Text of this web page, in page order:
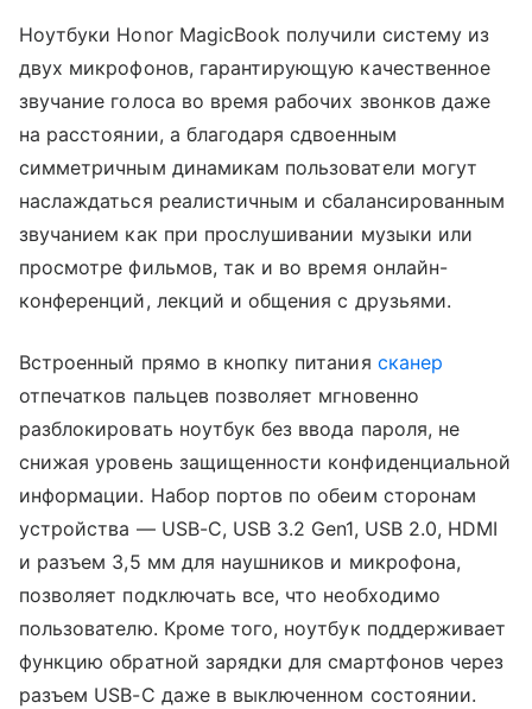
Ноутбуки Honor MagicBook получили систему из
двух микрофонов, гарантирующую качественное
звучание голоса во время рабочих звонков даже
на расстоянии, а благодаря сдвоенным
симметричным динамикам пользователи могут
наслаждаться реалистичным и сбалансированным
звучанием как при прослушивании музыки или
просмотре фильмов, так и во время онлайн-
конференций, лекций и общения с друзьями.
Встроенный прямо в кнопку питания сканер
отпечатков пальцев позволяет мгновенно
разблокировать ноутбук без ввода пароля, не
снижая уровень защищенности конфиденциальной
информации. Набор портов по обеим сторонам
устройства — USB-C, USB 3.2 Gen1, USB 2.0, HDMI
и разъем 3,5 мм для наушников и микрофона,
позволяет подключать все, что необходимо
пользователю. Кроме того, ноутбук поддерживает
функцию обратной зарядки для смартфонов через
разъем USB-C даже в выключенном состоянии.